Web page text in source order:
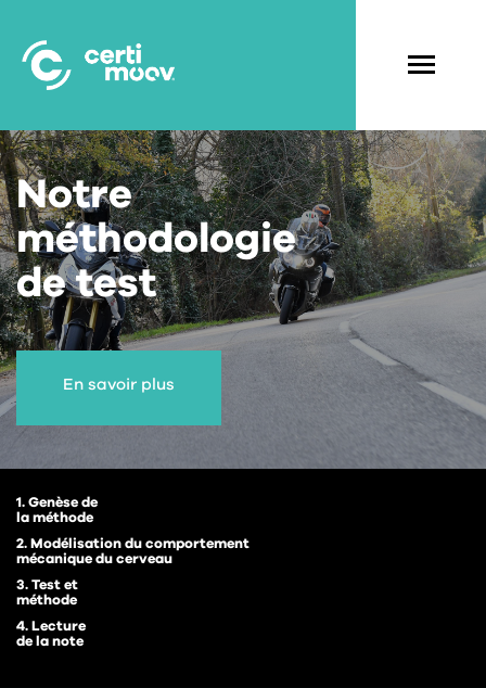
contenu
principal
Notre
méthodologie
de test
En savoir plus
1. Genèse de
la méthode
2. Modélisation du comportement
mécanique du cerveau
3. Test et
méthode
4. Lecture
de la note